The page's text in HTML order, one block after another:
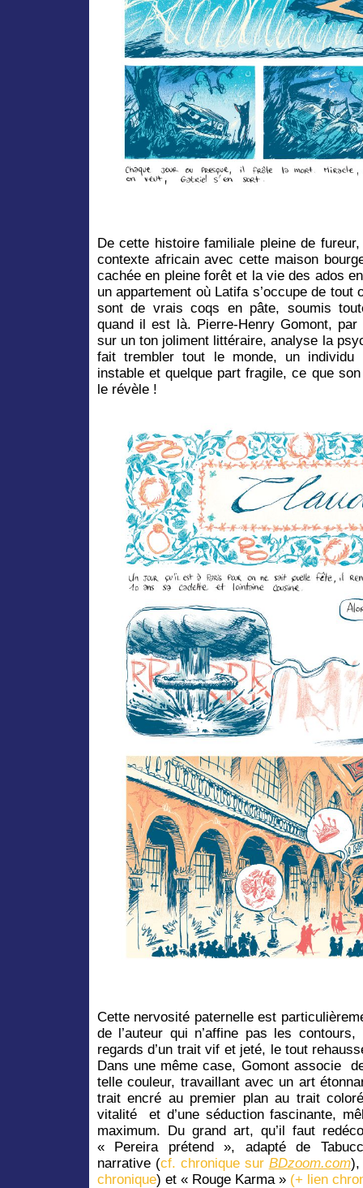
De cette histoire familiale pleine de
contexte africain avec cette maison
cachée en pleine forêt et la vie des ados
un appartement où Latifa s’occupe de tout
sont de vrais coqs en pâte, soumis
quand il est là. Pierre-Henry Gomont,
sur un ton joliment littéraire, analyse la
fait trembler tout le monde, un individu
instable et quelque part fragile, ce que
le révèle !
Cette nervosité paternelle est
de l’auteur qui n’affine pas les
regards d’un trait vif et jeté, le tout
Dans une même case, Gomont associe
telle couleur, travaillant avec un art
trait encré au premier plan au trait coloré
vitalité et d’une séduction fascinante,
maximum. Du grand art, qu’il faut
« Pereira prétend », adapté de
narrative (cf. chronique sur BDzoom.com),
chronique) et « Rouge Karma » (+ lien